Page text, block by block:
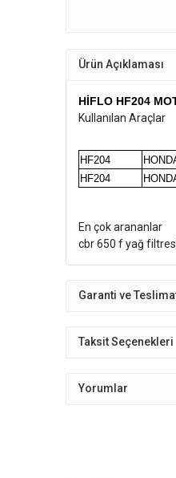
Ürün Açıklaması
HİFLO HF204
Kullanılan Araçlar
HF204
HF204
En çok arananlar
cbr 650 f yağ
Garanti ve
Taksit Seçenekleri
Yorumlar